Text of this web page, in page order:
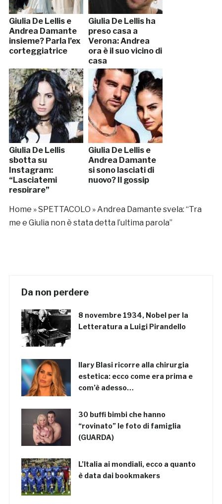
Giulia De Lellis e
Andrea Damante
insieme? Parla l’ex
corteggiatrice
Giulia De Lellis ha
preso casa a
Verona: Andrea
ora è il suo vicino di
casa
Giulia De Lellis
sbotta su
Instagram:
“Lasciatemi
respirare”
Giulia De Lellis e
Andrea Damante
si sono lasciati di
nuovo? Il gossip
Home »SPETTACOLO » Andrea Damante svela: “Tra
me e Giulia non è stata detta l’ultima parola”
Da non perdere
8 novembre 1934, Nobel per la
Letteratura a Luigi Pirandello
Ilary Blasi ricorre alla chirurgia
estetica: ecco come era prima e
com’è adesso…
30 buffi bimbi che hanno
“rovinato” le foto di famiglia
(GUARDA)
L’Italia ai mondiali, ecco a quanto
è data dai bookmakers